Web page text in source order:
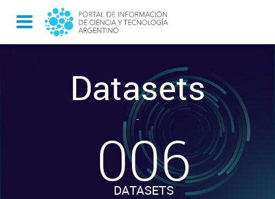
Datasets
-
006
DATASETS